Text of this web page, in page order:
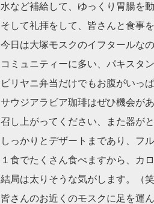
水など補給して、ゆっくり胃腸を
そして礼拝をして、皆さんと食事を
今日は大塚モスクのイフタールなの
コミュニティーに多い、パキスタ
ビリヤニ弁当だけでもお腹がいっ
サウジアラビア珈琲はぜひ機会が
召し上がってください、また器が
しっかりとデザートまであり、フル
１食でたくさん食べますから、カ
結局は太りそうな気がします。（笑
皆さんのお近くのモスクに足を運